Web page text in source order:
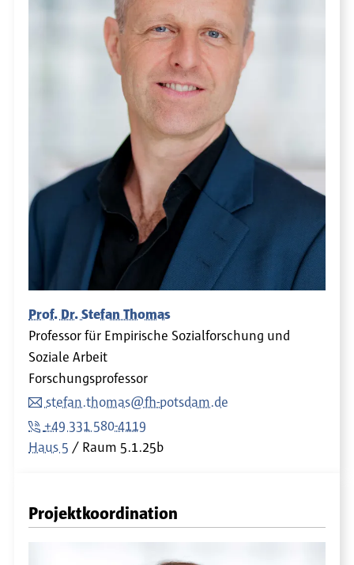
Prof. Dr. Stefan Thomas
Professor für Empirische Sozialforschung und
Soziale Arbeit
Forschungsprofessor
stefan.thomas@fh-potsdam.de
+49 331 580-4119
Haus 5
Raum 5.1.25b
Projektkoordination